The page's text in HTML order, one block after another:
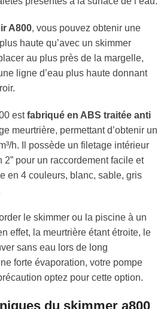
A800, vous pouvez obtenir une
haute qu’avec un skimmer
au plus près de la margelle,
ligne d’eau plus haute donnant
estfabriqué en ABS traitée anti
meurtrière, permettant d’obtenir un
h. Il possède un filetage intérieur
2” pour un raccordement facile et
en 4 couleurs, blanc, sable, gris
le skimmer ou la piscine à un
effet, la meurtrière étant étroite, le
sans eau lors de long
forte évaporation, votre pompe
optez pour cette option.
du skimmer a800